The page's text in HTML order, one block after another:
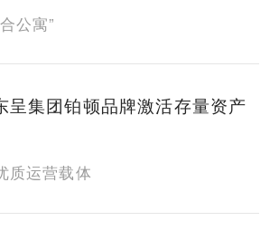
公寓”
呈集团铂顿品牌激活存量资产
质运营载体